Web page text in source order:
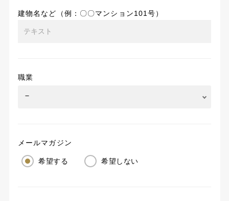
建物名など（例：〇〇マンション101号）
職業
メールマガジン
希望する 希望しない